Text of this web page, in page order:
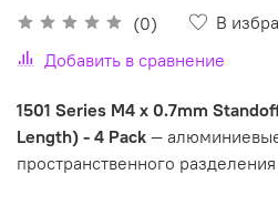
(0)
В
Добавить в сравнение
1501 Series M4 x 0.7mm
Length) - 4 Pack —
пространственного